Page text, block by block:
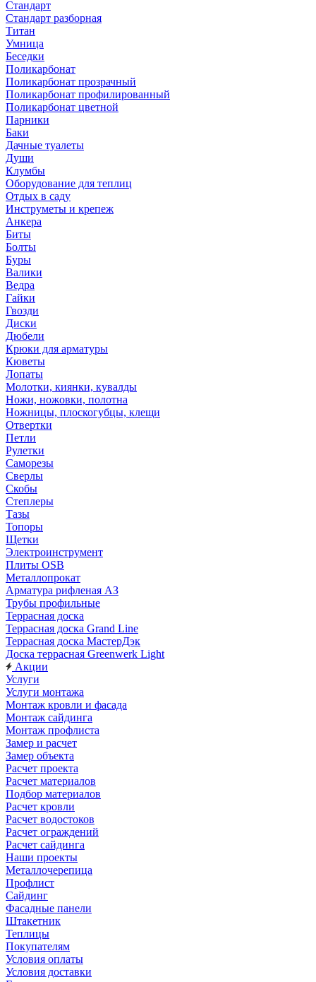
Стандарт
Стандарт разборная
Титан
Умница
Беседки
Поликарбонат
Поликарбонат прозрачный
Поликарбонат профилированный
Поликарбонат цветной
Парники
Баки
Дачные туалеты
Души
Клумбы
Оборудование для теплиц
Отдых в саду
Инструметы и крепеж
Анкера
Биты
Болты
Буры
Валики
Ведра
Гайки
Гвозди
Диски
Дюбели
Крюки для арматуры
Кюветы
Лопаты
Молотки, киянки, кувалды
Ножи, ножовки, полотна
Ножницы, плоскогубцы, клещи
Отвертки
Петли
Рулетки
Саморезы
Сверлы
Скобы
Степлеры
Тазы
Топоры
Щетки
Электроинструмент
Плиты OSB
Металлопрокат
Арматура рифленая АЗ
Трубы профильные
Террасная доска
Террасная доска Grand Line
Террасная доска МастерДэк
Доска террасная Greenwerk Light
Акции
Услуги
Услуги монтажа
Монтаж кровли и фасада
Монтаж сайдинга
Монтаж профлиста
Замер и расчет
Замер объекта
Расчет проекта
Расчет материалов
Подбор материалов
Расчет кровли
Расчет водостоков
Расчет ограждений
Расчет сайдинга
Наши проекты
Металлочерепица
Профлист
Сайдинг
Фасадные панели
Штакетник
Теплицы
Покупателям
Условия оплаты
Условия доставки